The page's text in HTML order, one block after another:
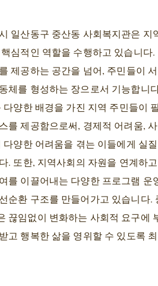
일산동구 중산동 사회복지관은 지
심적인 역할을 수행하고 있습니다
제공하는 공간을 넘어, 주민들이
체를 형성하는 장으로서 기능합니
다양한 배경을 가진 지역 주민들이
를 제공함으로써, 경제적 어려움,
다양한 어려움을 겪는 이들에게 실
. 또한, 지역사회의 자원을 연계하
를 이끌어내는 다양한 프로그램 운
순환 구조를 만들어가고 있습니다.
끊임없이 변화하는 사회적 요구에
고 행복한 삶을 영위할 수 있도록